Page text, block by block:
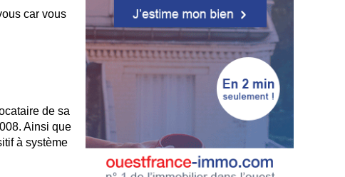
car vous
de sa
Ainsi que
à système